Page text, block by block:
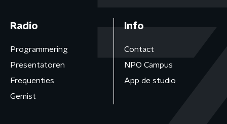
Radio
Programmering
Presentatoren
Frequenties
Gemist
Info
Contact
NPO Campus
App de studio